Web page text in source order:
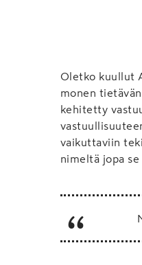
Oletko kuullut
monen
kehitetty
vaikuttaviin
nimeltä jopa se